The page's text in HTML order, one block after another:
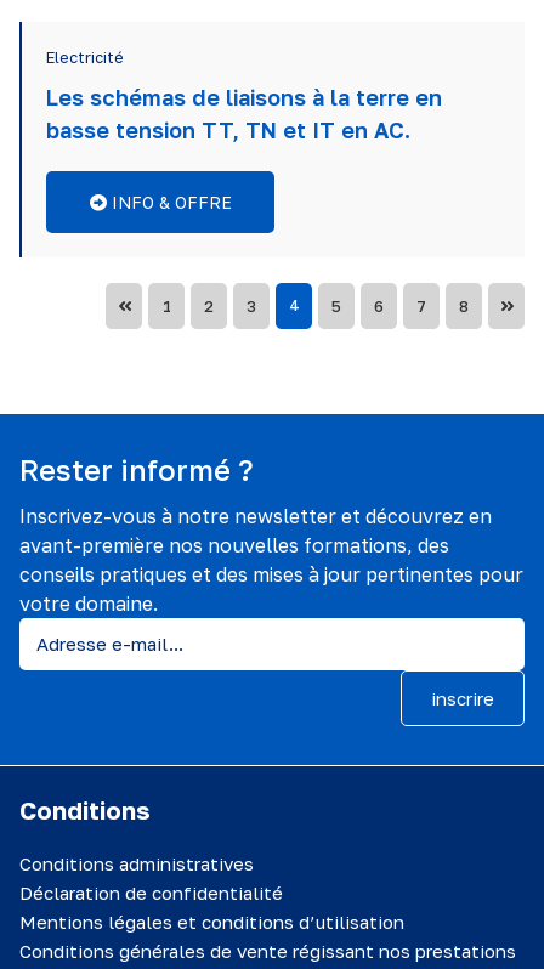
Electricité
Les schémas de liaisons à la terre en
basse tension TT, TN et IT en AC.
INFO & OFFRE
1 2 3 4 5 6 7 8
Rester informé ?
Inscrivez-vous à notre newsletter et découvrez en
avant-première nos nouvelles formations, des
conseils pratiques et des mises à jour pertinentes pour
votre domaine.
inscrire
Conditions
Conditions administratives
Déclaration de confidentialité
Mentions légales et conditions d’utilisation
Conditions générales de vente régissant nos prestations